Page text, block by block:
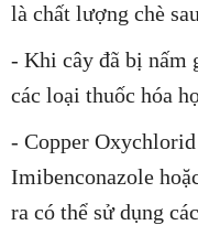
là chất lượng chè
- Khi cây đã bị nấm
các loại thuốc hóa
- Copper
Imibenconazole
ra có thể sử dụng